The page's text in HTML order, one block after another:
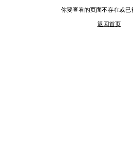
你要查看的页面不存在或已
返回首页